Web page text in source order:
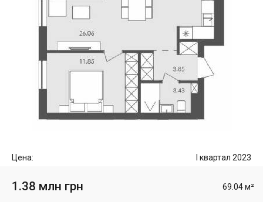
Цена: I квартал 2023
1.38 млн грн 69.04 м²